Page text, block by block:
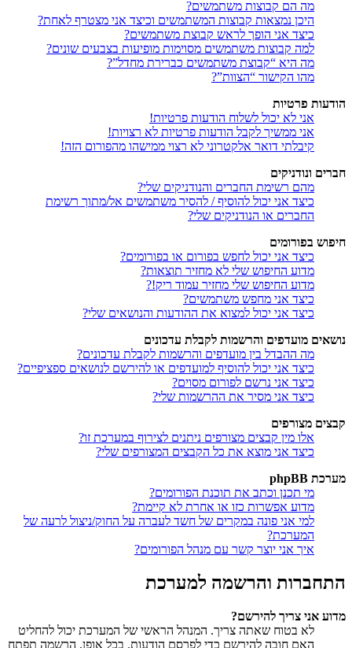
מה הם קבוצות משתמשים?
היכן נמצאות קבוצות המשתמשים וכיצד אני מצטרף לאחת?
כיצד אני הופך לראש קבוצת משתמשים?
למה קבוצות משתמשים מסוימות מופיעות בצבעים שונים?
מה היא “קבוצת משתמשים כברירת מחדל”?
מהו הקישור “הצוות”?
הודעות פרטיות
אני לא יכול לשלוח הודעות פרטיות!
אני ממשיך לקבל הודעות פרטיות לא רצויות!
קיבלתי דואר אלקטרוני לא רצוי ממישהו מהפורום הזה!
חברים ונודניקים
מהם רשימת החברים והנודניקים שלי?
כיצד אני יכול להוסיף / להסיר משתמשים אל/מתוך רשימת
החברים או הנודניקים שלי?
חיפוש בפורומים
כיצד אני יכול לחפש בפורום או בפורומים?
מדוע החיפוש שלי לא מחזיר תוצאות?
מדוע החיפוש שלי מחזיר עמוד ריק!?
כיצד אני מחפש משתמשים?
כיצד אני יכול למצוא את ההודעות והנושאים שלי?
נושאים מועדפים והרשמות לקבלת עדכונים
מה ההבדל בין מועדפים והרשמות לקבלת עדכונים?
כיצד אני יכול להוסיף למועדפים או להירשם לנושאים ספציפיים?
כיצד אני נרשם לפורום מסוים?
כיצד אני מסיר את ההרשמות שלי?
קבצים מצורפים
אלו מין קבצים מצורפים ניתנים לצירוף במערכת זו?
כיצד אני מוצא את כל הקבצים המצורפים שלי?
מערכת phpBB
מי תכנן וכתב את תוכנת הפורומים?
מדוע אפשרות כזו או אחרת לא קיימת?
למי אני פונה במקרים של חשד לעברה על החוק/ניצול לרעה של
המערכת?
איך אני יוצר קשר עם מנהל הפורומים?
התחברות והרשמה למערכת
מדוע אני צריך להירשם?
לא בטוח שאתה צריך. המנהל הראשי של המערכת יכול להחליט
האם חובה להירשם כדי לפרסם הודעות. בכל אופן, הרשמה תפתח